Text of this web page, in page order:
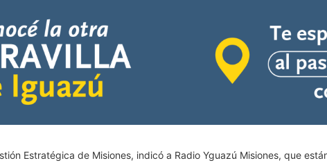
Estratégica de Misiones, indicó a Radio Yguazú Misiones, que